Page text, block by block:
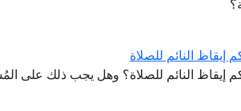
إيقاظ النائم للصلاة
إيقاظ النائم للصلاة؟ وهل يجب ذلك على